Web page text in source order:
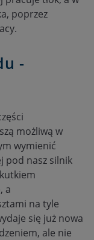
poprzez
-
możliwą w
wymienić
pod nasz silnik
a
na tyle
się już nowa
ale nie